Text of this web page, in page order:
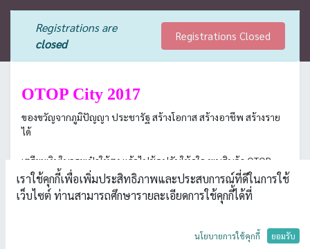
Registrations are
closed
Registrations Closed
OTOP City 2017
ของขวัญจากภูมิปัญญา ประชารัฐ สร้างโอกาส สร้างอาชีพ สร้างราย
ได้
เตรียมเงินในกระเป๋าให้ตุง แล้วไปช้อปกันให้จุใจ พบสินค้า OTOP
แบรนด์แนมฝีมือคนไทย ในราคาที่ต้องว้าว
คัดสรรสินค้าโอทอปฝีมือคนไทยมากกว่า 20,000 รายการ มาจัดแสดง
ภายในงาน OTOP City 2017
เราใช้คุกกี้เพื่อเพิ่มประสิทธิภาพและประสบการณ์ที่ดีในการใช้
เว็บไซต์ ท่านสามารถศึกษารายละเอียดการใช้คุกกี้ได้ที่
นโยบายการใช้คุกกี้ ยอมรับ